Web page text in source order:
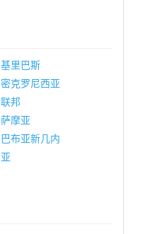
基里巴斯
密克罗尼西亚
联邦
萨摩亚
巴布亚新几内
亚